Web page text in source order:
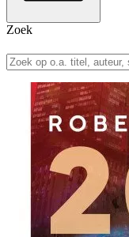
Zoek